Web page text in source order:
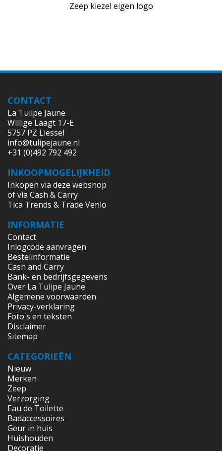
Zeep kiezel eigen logo
CONTACT
La Tulipe Jaune
Willige Laagt 17-E
5757 PZ Liessel
info@tulipejaune.nl
+31 (0)492 792 492
INKOOPMOGELIJKHEID
Inkopen via deze webshop
of via Cash & Carry
Tica Trends & Trade Venlo
INFORMATIE
Contact
Inlogcode aanvragen
Bestelinformatie
Cash and Carry
Bank- en bedrijfsgegevens
Over La Tulipe Jaune
Algemene voorwaarden
Privacy-verklaring
Foto's en teksten
Disclaimer
Sitemap
CATEGORIEËN
Nieuw
Merken
Zeep
Verzorging
Eau de Toilette
Badaccessoires
Geur in huis
Huishouden
Decoratie